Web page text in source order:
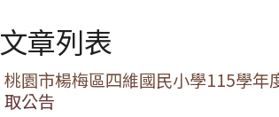
文章列表
桃園市楊梅區四維國民小學115學
取公告